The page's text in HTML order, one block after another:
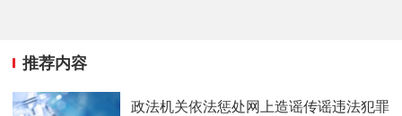
推荐内容
政法机关依法惩处网上造谣传谣违法犯罪